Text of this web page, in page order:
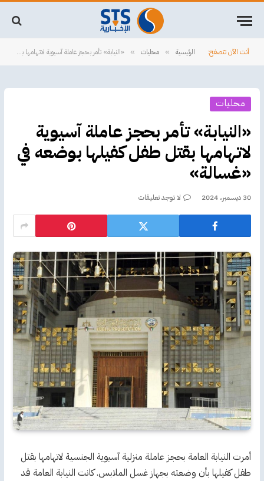
أنت الآن تتصفح: الرئيسية » محليات » «النيابة» تأمر بحجز عاملة آسيوية لاتهامها بقتل طفل كفيلها بوضعه في «غسالة»
محليات
«النيابة» تأمر بحجز عاملة آسيوية
لاتهامها بقتل طفل كفيلها بوضعه في
«غسالة»
30 ديسمبر، 2024 لا توجد تعليقات
أمرت النيابة العامة بحجز عاملة منزلية آسيوية الجنسية لاتهامها بقتل
طفل كفيلها بأن وضعته بجهاز غسل الملابس. كانت النيابة العامة قد